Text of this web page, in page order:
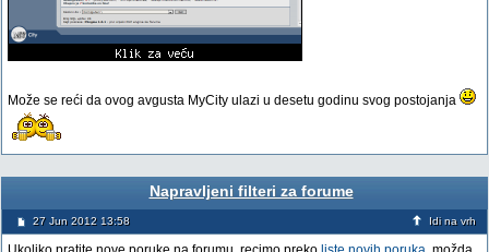
Može se reći da ovog avgusta MyCity ulazi u desetu godinu svog postojanja
Napravljeni filteri za forume
27 Jun 2012 13:58 Idi na vrh